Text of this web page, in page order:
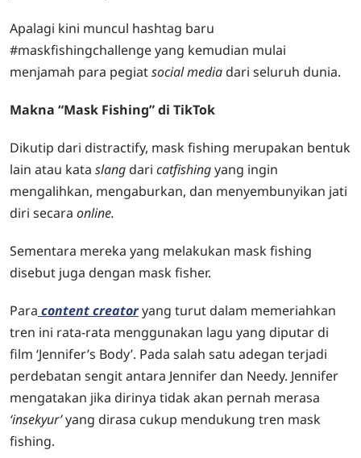
Apalagi kini muncul hashtag baru
#maskfishingchallenge yang kemudian mulai
menjamah para pegiatsocial media dari seluruh dunia.
Makna “Mask Fishing” di TikTok
Dikutip dari distractify, mask fishing merupakan bentuk
lain atau kata slang dari catfishingyang ingin
mengalihkan, mengaburkan, dan menyembunyikan jati
diri secara online.
Sementara mereka yang melakukan mask fishing
disebut juga dengan mask fisher.
Para content creatoryang turut dalam memeriahkan
tren ini rata-rata menggunakan lagu yang diputar di
film ‘Jennifer’s Body’. Pada salah satu adegan terjadi
perdebatan sengit antara Jennifer dan Needy. Jennifer
mengatakan jika dirinya tidak akan pernah merasa
‘insekyur’yang dirasa cukup mendukung tren mask
fishing.